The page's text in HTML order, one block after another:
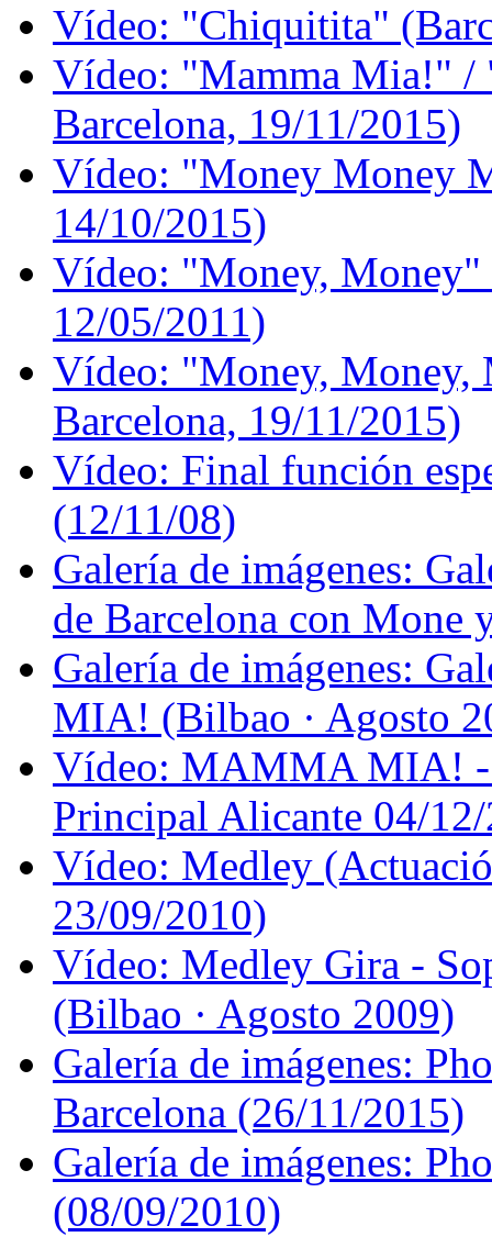
Vídeo: "Chiquitita"
Vídeo: "Mamma Mia!" /
Barcelona, 19/11/2015)
Vídeo: "Money Money
14/10/2015)
Vídeo: "Money, Money"
12/05/2011)
Vídeo: "Money, Money,
Barcelona, 19/11/2015)
Vídeo: Final función
(12/11/08)
Galería de imágenes:
de Barcelona con Mone
Galería de imágenes:
MIA! (Bilbao · Agosto
Vídeo: MAMMA MIA! -
Principal Alicante 04/
Vídeo: Medley
23/09/2010)
Vídeo: Medley Gira -
(Bilbao · Agosto 2009)
Galería de imágenes:
Barcelona (26/11/2015)
Galería de imágenes:
(08/09/2010)